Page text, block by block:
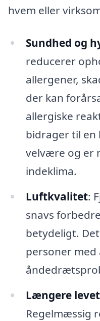
hvem eller
Sundhed og
reducerer
allergener,
der kan
allergiske
bidrager til en
velvære og er
indeklima.
Luftkvalitet:
snavs
betydeligt.
personer
Længere
Regelmæssig